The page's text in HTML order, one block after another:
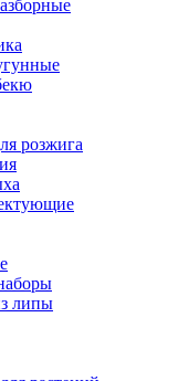
розжига
липы